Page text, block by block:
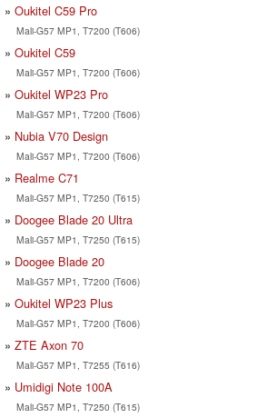
Oukitel C59 Pro
Mali-G57 MP1, T7200 (T606)
Oukitel C59
Mali-G57 MP1, T7200 (T606)
Oukitel WP23 Pro
Mali-G57 MP1, T7200 (T606)
Nubia V70 Design
Mali-G57 MP1, T7200 (T606)
Realme C71
Mali-G57 MP1, T7250 (T615)
Doogee Blade 20 Ultra
Mali-G57 MP1, T7250 (T615)
Doogee Blade 20
Mali-G57 MP1, T7200 (T606)
Oukitel WP23 Plus
Mali-G57 MP1, T7200 (T606)
ZTE Axon 70
Mali-G57 MP1, T7255 (T616)
Umidigi Note 100A
Mali-G57 MP1, T7250 (T615)